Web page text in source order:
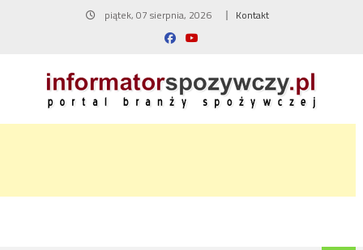
piątek, 07 sierpnia, 2026 Kontakt